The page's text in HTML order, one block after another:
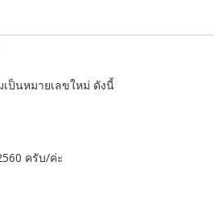
ป็นหมายเลขใหม่ ดังนี้
ครับ/ค่ะ